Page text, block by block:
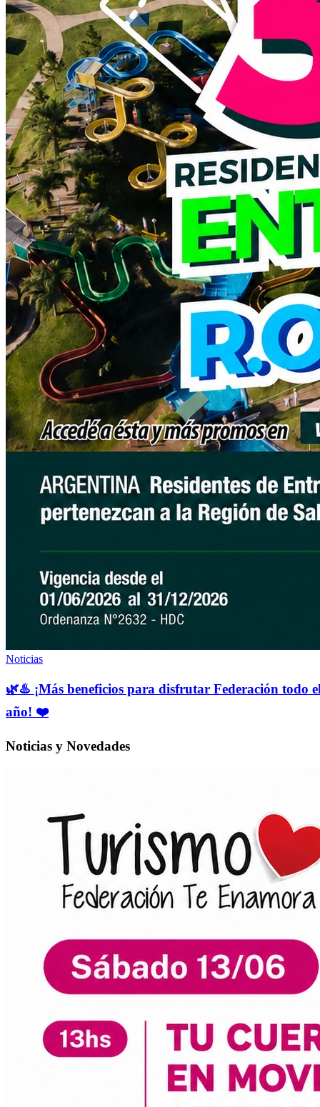
Noticias
🌿♨️ ¡Más beneficios para disfrutar Federación todo
año! ❤️
Noticias y Novedades